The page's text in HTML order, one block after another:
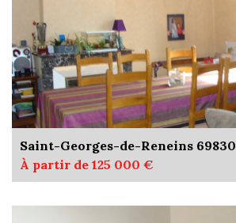
Saint-Georges-de-Reneins 69830
À partir de 125 000 €